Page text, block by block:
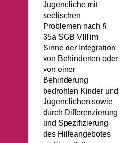
Jugendliche mit
seelischen
Problemen nach §
35a SGB VIII im
Sinne der Integration
von Behinderten oder
von einer
Behinderung
bedrohten Kinder und
Jugendlichen sowie
durch Differenzierung
und Spezifizierung
des Hilfeangebotes